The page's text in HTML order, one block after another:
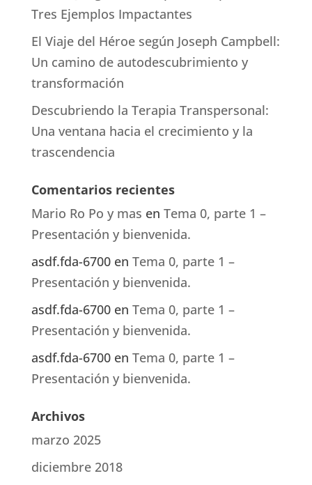
Tres Ejemplos Impactantes
El Viaje del Héroe según Joseph Campbell:
Un camino de autodescubrimiento y
transformación
Descubriendo la Terapia Transpersonal:
Una ventana hacia el crecimiento y la
trascendencia
Comentarios recientes
Mario Ro Po y mas en Tema 0, parte 1 –
Presentación y bienvenida.
asdf.fda-6700en Tema 0, parte 1 –
Presentación y bienvenida.
asdf.fda-6700en Tema 0, parte 1 –
Presentación y bienvenida.
asdf.fda-6700en Tema 0, parte 1 –
Presentación y bienvenida.
Archivos
marzo 2025
diciembre 2018